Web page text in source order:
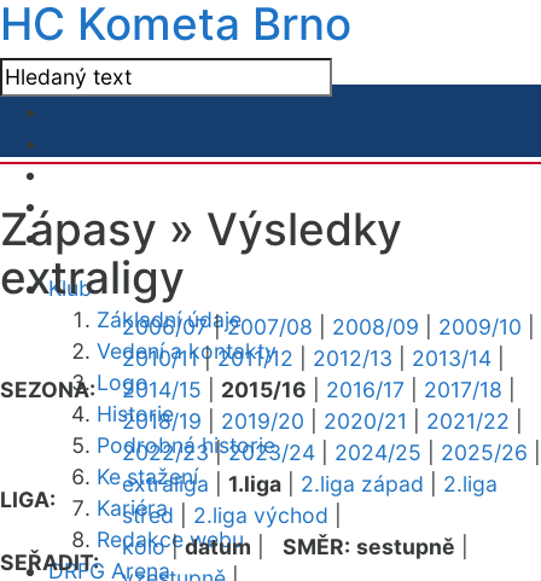
HC Kometa Brno
Klub
Základní údaje
Vedení a kontakty
Logo
Historie
Podrobná historie
Ke stažení
Kariéra
Redakce webu
DRFG Arena
Zápasy » Výsledky
extraligy
SEZONA:
2006/07|2007/08 2008/09 2009/10
2010/11|2011/12 2012/13 2013/14
2014/15
2015/16 2016/17 2017/18
2018/19
2019/20 2020/21 2021/22
2022/23|2023/24 2024/25 2025/26
LIGA:
extraliga 1.liga 2.liga západ
2.liga
střed
2.liga východ
SEŘADIT:
kolo|datum SMĚR: sestupně